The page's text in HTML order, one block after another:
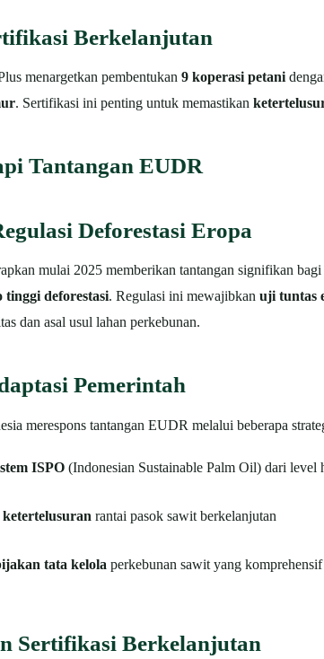
Berkelanjutan
menargetkan pembentukan 9 koperasi petani
. Sertifikasi ini penting untuk memastikan
Tantangan EUDR
Deforestasi Eropa
mulai 2025 memberikan tantangan signifikan
deforestasi. Regulasi ini mewajibkan uji tuntas
dan asal usul lahan perkebunan.
Pemerintah
merespons tantangan EUDR melalui beberapa
ISPO (Indonesian Sustainable Palm Oil) dari
rantai pasok sawit berkelanjutan
tata kelola perkebunan sawit yang komprehensif
Sertifikasi Berkelanjutan